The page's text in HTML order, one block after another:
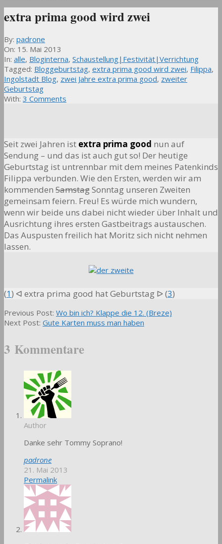
extra prima good wird zwei
By: padrone
On: 15. Mai 2013
In: alle, Bloginterna, Schaustellung|Festivität|Verrichtung
Tagged: Bloggeburtstag, extra prima good wird zwei, Filippa,
Ingolstadt Blog, zwei Jahre extra prima good, zweiter
Geburtstag
With: 3 Comments
Seit zwei Jahren ist extra prima good nun auf
Sendung – und das ist auch gut so! Der heutige
Geburtstag ist untrennbar mit dem meines Patenkinds
Filippa verbunden. Wie den Ersten, werden wir am
kommenden SamstagSonntag unseren Zweiten
gemeinsam feiern. Freu! Es würde mich wundern,
wenn wir beide uns dabei nicht wieder über Inhalt und
Ausrichtung ihres ersten Gastbeitrags austauschen.
Das Auspusten freilich hat Moritz sich nicht nehmen
lassen.
(1) ᐊ extra prima good hat Geburtstag ᐅ (3)
2013-
05-
Previous Post: Wo bin ich? Klappe die 12. (Breze)
Next Post: Gute Karten muss man haben
3 Kommentare
Author
Danke sehr Tommy Soprano!
padrone
21. Mai 2013
Permalink